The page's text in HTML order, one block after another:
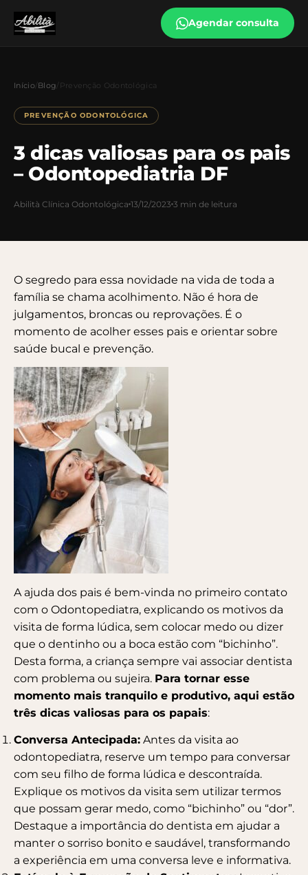
Agendar consulta
Início/ Blog Prevenção Odontológica
PREVENÇÃO ODONTOLÓGICA
3 dicas valiosas para os pais
– Odontopediatria DF
Abilità Clínica Odontológica 13/12/2023 3 min de leitura
O segredo para essa novidade na vida de toda a
família se chama acolhimento. Não é hora de
julgamentos, broncas ou reprovações. É o
momento de acolher esses pais e orientar sobre
saúde bucal e prevenção.
A ajuda dos pais é bem-vinda no primeiro contato
com o Odontopediatra, explicando os motivos da
visita de forma lúdica, sem colocar medo ou dizer
que o dentinho ou a boca estão com “bichinho”.
Desta forma, a criança sempre vai associar dentista
com problema ou sujeira. Para tornar esse
momento mais tranquilo e produtivo, aqui estão
três dicas valiosas para os papais:
Conversa Antecipada: Antes da visita ao
odontopediatra, reserve um tempo para conversar
com seu filho de forma lúdica e descontraída.
Explique os motivos da visita sem utilizar termos
que possam gerar medo, como “bichinho” ou “dor”.
Destaque a importância do dentista em ajudar a
manter o sorriso bonito e saudável, transformando
a experiência em uma conversa leve e informativa.